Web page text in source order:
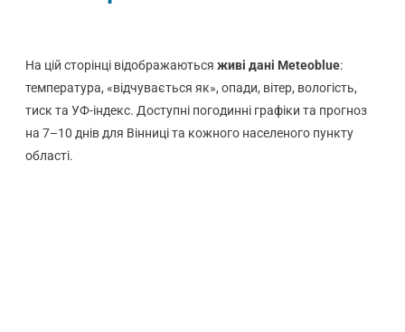
На цій сторінці відображаються живі дані Meteoblue:
температура, «відчувається як», опади, вітер, вологість,
тиск та УФ-індекс. Доступні погодинні графіки та прогноз
на 7–10 днів для Вінниці та кожного населеного пункту
області.